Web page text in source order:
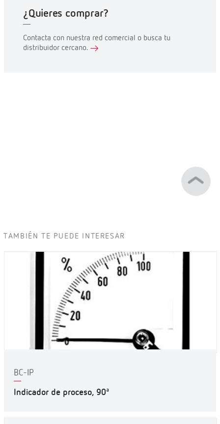
¿Quieres comprar?
Contacta con nuestra red comercial o busca tu
distribuidor cercano.
TAMBIÉN TE PUEDE INTERESAR
BC-IP
Indicador de proceso, 90ª